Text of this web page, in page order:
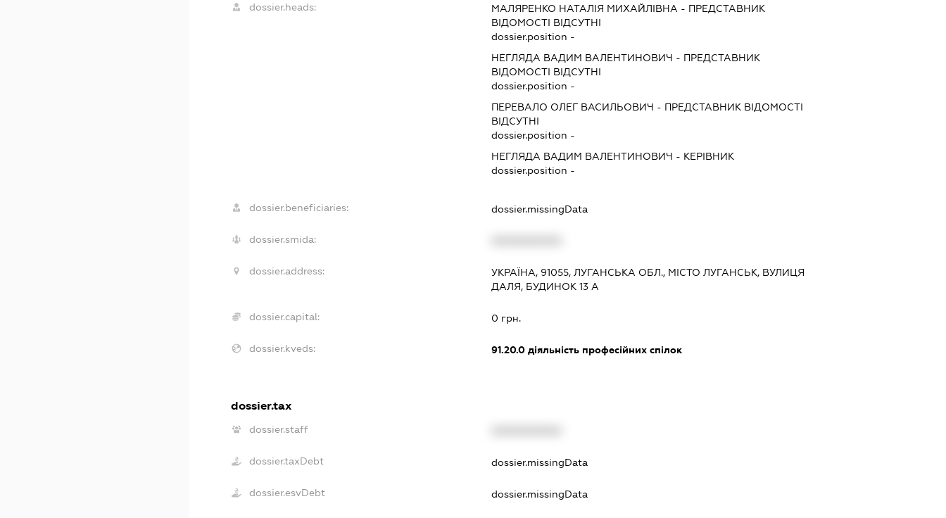
dossier.heads: МАЛЯРЕНКО НАТАЛІЯ МИХАЙЛІВНА - ПРЕДСТАВНИК
ВІДОМОСТІ ВІДСУТНІ
dossier.position -
НЕГЛЯДА ВАДИМ ВАЛЕНТИНОВИЧ - ПРЕДСТАВНИК
ВІДОМОСТІ ВІДСУТНІ
dossier.position -
ПЕРЕВАЛО ОЛЕГ ВАСИЛЬОВИЧ - ПРЕДСТАВНИК ВІДОМОСТІ
ВІДСУТНІ
dossier.position -
НЕГЛЯДА ВАДИМ ВАЛЕНТИНОВИЧ - КЕРІВНИК
dossier.position -
dossier.beneficiaries: dossier.missingData
dossier.smida:
dossier.address:
УКРАЇНА, 91055, ЛУГАНСЬКА ОБЛ., МІСТО ЛУГАНСЬК, ВУЛИЦЯ
ДАЛЯ, БУДИНОК 13 А
dossier.capital: 0 грн.
dossier.kveds: 91.20.0 діяльність професійних спілок
dossier.tax
dossier.staff
dossier.taxDebt dossier.missingData
dossier.esvDebt dossier.missingData